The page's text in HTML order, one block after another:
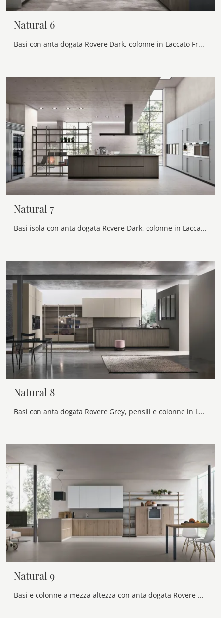
Natural 6
Basi con anta dogata Rovere Dark, colonne in Laccato Frost opaco. Top HPL Testa di Moro. Libreria Palo Alto in Rovere Dark.
Natural 7
Basi isola con anta dogata Rovere Dark, colonne in Laccato Grigio Daytona opaco. Top HPL Grafite Brown. Libreria Palo Alto in Rovere Dark.
Natural 8
Basi con anta dogata Rovere Grey, pensili e colonne in Laccato Arena opaco. Top HPL Testa di Moro. Ante vetro con telaio alluminio, finitura Nero ...
Natural 9
Basi e colonne a mezza altezza con anta dogata Rovere Sahara. Pensili in Laccato Frost opaco. Top in Marmo Quarzite Silver Levigato.